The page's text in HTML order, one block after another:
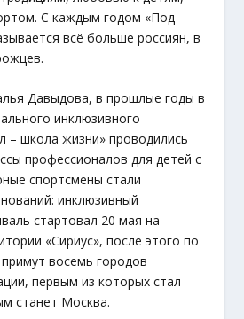
С каждым годом «Под
всё больше россиян, в
Давыдова, в прошлые годы в
инклюзивного
– школа жизни» проводились
профессионалов для детей с
спортсмены стали
инклюзивный
стартовал 20 мая на
«Сириус», после этого по
восемь городов
первым из которых стал
станет Москва.